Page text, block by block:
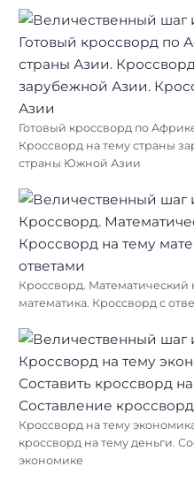
Готовый кроссворд по
Кроссворд на тему страны
страны Южной Азии
Кроссворд. Математический
математика. Кроссворд с
Кроссворд на тему
кроссворд на тему деньги.
экономике